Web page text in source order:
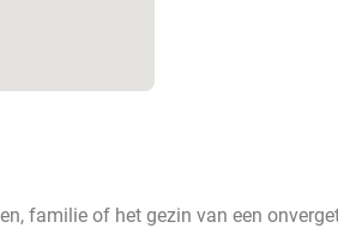
familie of het gezin van een